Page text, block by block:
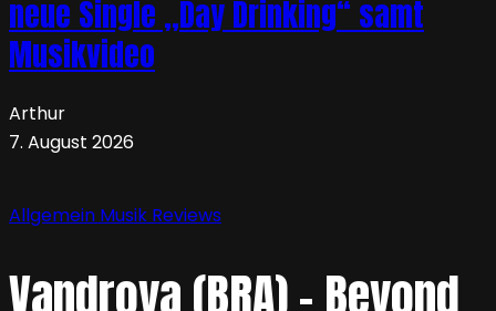
neue Single „Day Drinking“ samt
Musikvideo
Arthur
7. August 2026
Allgemein Musik Reviews
Vandroya (BRA) – Beyond